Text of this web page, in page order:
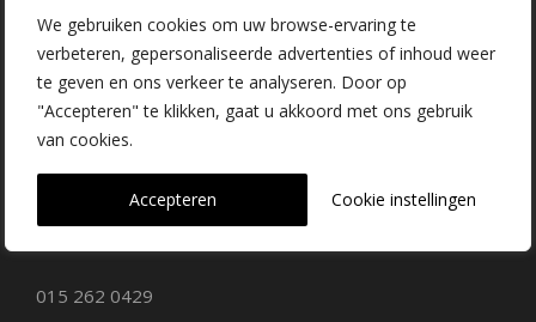
We gebruiken cookies om uw browse-ervaring te
verbeteren, gepersonaliseerde advertenties of inhoud weer
te geven en ons verkeer te analyseren. Door op
"Accepteren" te klikken, gaat u akkoord met ons gebruik
van cookies.
Cookie instellingen
Accepteren
Contact
Kwekerij Delfgauw
Vrederustlaan 10
2645 AW Delfgauw
015 262 0429